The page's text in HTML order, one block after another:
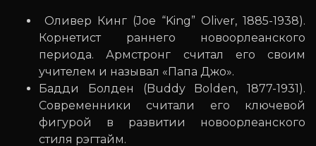
Оливер Кинг (Joe “King” Oliver, 1885-1938).
Корнетист раннего новоорлеанского
периода. Армстронг считал его своим
учителем и называл «Папа Джо».
Бадди Болден (Buddy Bolden, 1877-1931).
Современники считали его ключевой
фигурой в развитии новоорлеанского
стиля рэгтайм.